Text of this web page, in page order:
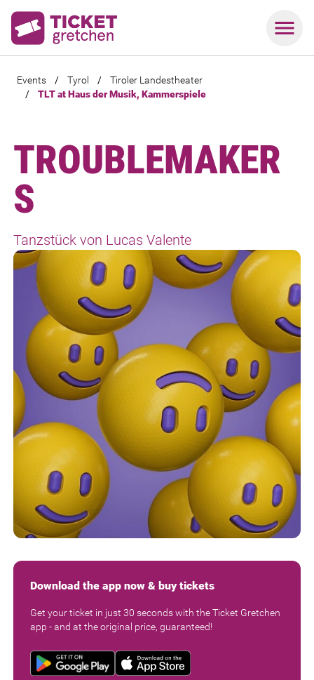
Events / Tyrol /
Tiroler Landestheater
/
TLT at Haus der Musik, Kammerspiele
TROUBLEMAKER
S
Tanzstück von Lucas Valente
Download the app now & buy tickets
Get your ticket in just 30 seconds with the Ticket Gretchen
app - and at the original price, guaranteed!